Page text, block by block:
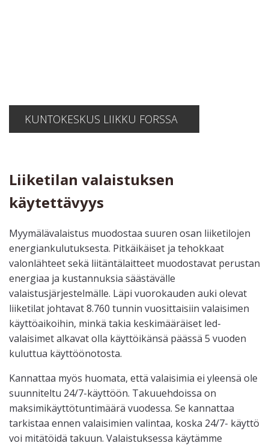
KUNTOKESKUS LIIKKU FORSSA
Liiketilan valaistuksen
käytettävyys
Myymälävalaistus muodostaa suuren osan liiketilojen
energiankulutuksesta. Pitkäikäiset ja tehokkaat
valonlähteet sekä liitäntälaitteet muodostavat perustan
energiaa ja kustannuksia säästävälle
valaistusjärjestelmälle. Läpi vuorokauden auki olevat
liiketilat johtavat 8.760 tunnin vuosittaisiin valaisimen
käyttöaikoihin, minkä takia keskimääräiset led-
valaisimet alkavat olla käyttöikänsä päässä 5 vuoden
kuluttua käyttöönotosta.
Kannattaa myös huomata, että valaisimia ei yleensä ole
suunniteltu 24/7-käyttöön. Takuuehdoissa on
maksimikäyttötuntimäärä vuodessa. Se kannattaa
tarkistaa ennen valaisimien valintaa, koska 24/7- käyttö
voi mitätöidä takuun. Valaistuksessa käytämme